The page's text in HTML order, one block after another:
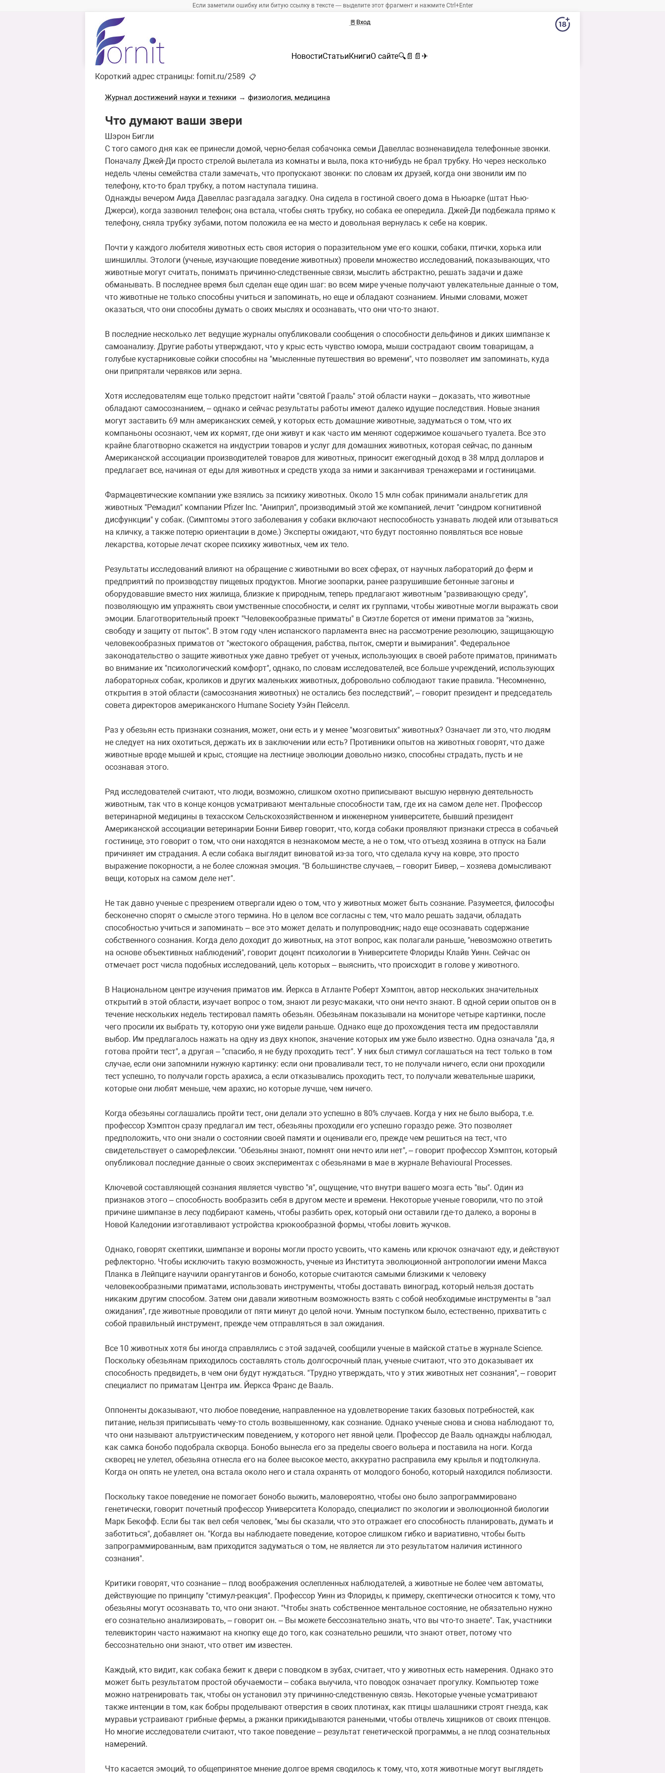
Если заметили ошибку или битую ссылку в тексте — выделите этот фрагмент и нажмите Ctrl+Enter
🚪 Вход
НовостиСтатьиКнигиО сайте🔍 📄 📄 ✈
Короткий адрес страницы: fornit.ru/2589 📋
Журнал достижений науки и техники → физиология, медицина
Что думают ваши звери
Шэрон Бигли
С того самого дня как ее принесли домой, черно-белая собачонка семьи Давеллас возненавидела телефонные звонки.
Поначалу Джей-Ди просто стрелой вылетала из комнаты и выла, пока кто-нибудь не брал трубку. Но через несколько
недель члены семейства стали замечать, что пропускают звонки: по словам их друзей, когда они звонили им по
телефону, кто-то брал трубку, а потом наступала тишина.
Однажды вечером Аида Давеллас разгадала загадку. Она сидела в гостиной своего дома в Ньюарке (штат Нью-
Джерси), когда зазвонил телефон; она встала, чтобы снять трубку, но собака ее опередила. Джей-Ди подбежала прямо к
телефону, сняла трубку зубами, потом положила ее на место и довольная вернулась к себе на коврик.
Почти у каждого любителя животных есть своя история о поразительном уме его кошки, собаки, птички, хорька или
шиншиллы. Этологи (ученые, изучающие поведение животных) провели множество исследований, показывающих, что
животные могут считать, понимать причинно-следственные связи, мыслить абстрактно, решать задачи и даже
обманывать. В последнее время был сделан еще один шаг: во всем мире ученые получают увлекательные данные о том,
что животные не только способны учиться и запоминать, но еще и обладают сознанием. Иными словами, может
оказаться, что они способны думать о своих мыслях и осознавать, что они что-то знают.
В последние несколько лет ведущие журналы опубликовали сообщения о способности дельфинов и диких шимпанзе к
самоанализу. Другие работы утверждают, что у крыс есть чувство юмора, мыши сострадают своим товарищам, а
голубые кустарниковые сойки способны на "мысленные путешествия во времени", что позволяет им запоминать, куда
они припрятали червяков или зерна.
Хотя исследователям еще только предстоит найти "святой Грааль" этой области науки – доказать, что животные
обладают самосознанием, – однако и сейчас результаты работы имеют далеко идущие последствия. Новые знания
могут заставить 69 млн американских семей, у которых есть домашние животные, задуматься о том, что их
компаньоны осознают, чем их кормят, где они живут и как часто им меняют содержимое кошачьего туалета. Все это
крайне благотворно скажется на индустрии товаров и услуг для домашних животных, которая сейчас, по данным
Американской ассоциации производителей товаров для животных, приносит ежегодный доход в 38 млрд долларов и
предлагает все, начиная от еды для животных и средств ухода за ними и заканчивая тренажерами и гостиницами.
Фармацевтические компании уже взялись за психику животных. Около 15 млн собак принимали анальгетик для
животных "Ремадил" компании Pfizer Inc. "Аниприл", производимый этой же компанией, лечит "синдром когнитивной
дисфункции" у собак. (Симптомы этого заболевания у собаки включают неспособность узнавать людей или отзываться
на кличку, а также потерю ориентации в доме.) Эксперты ожидают, что будут постоянно появляться все новые
лекарства, которые лечат скорее психику животных, чем их тело.
Результаты исследований влияют на обращение с животными во всех сферах, от научных лабораторий до ферм и
предприятий по производству пищевых продуктов. Многие зоопарки, ранее разрушившие бетонные загоны и
оборудовавшие вместо них жилища, близкие к природным, теперь предлагают животным "развивающую среду",
позволяющую им упражнять свои умственные способности, и селят их группами, чтобы животные могли выражать свои
эмоции. Благотворительный проект "Человекообразные приматы" в Сиэтле борется от имени приматов за "жизнь,
свободу и защиту от пыток". В этом году член испанского парламента внес на рассмотрение резолюцию, защищающую
человекообразных приматов от "жестокого обращения, рабства, пыток, смерти и вымирания". Федеральное
законодательство о защите животных уже давно требует от ученых, использующих в своей работе приматов, принимать
во внимание их "психологический комфорт", однако, по словам исследователей, все больше учреждений, использующих
лабораторных собак, кроликов и других маленьких животных, добровольно соблюдают такие правила. "Несомненно,
открытия в этой области (самосознания животных) не остались без последствий", – говорит президент и председатель
совета директоров американского Humane Society Уэйн Пейселл.
Раз у обезьян есть признаки сознания, может, они есть и у менее "мозговитых" животных? Означает ли это, что людям
не следует на них охотиться, держать их в заключении или есть? Противники опытов на животных говорят, что даже
животные вроде мышей и крыс, стоящие на лестнице эволюции довольно низко, способны страдать, пусть и не
осознавая этого.
Ряд исследователей считают, что люди, возможно, слишком охотно приписывают высшую нервную деятельность
животным, так что в конце концов усматривают ментальные способности там, где их на самом деле нет. Профессор
ветеринарной медицины в техасском Сельскохозяйственном и инженерном университете, бывший президент
Американской ассоциации ветеринарии Бонни Бивер говорит, что, когда собаки проявляют признаки стресса в собачьей
гостинице, это говорит о том, что они находятся в незнакомом месте, а не о том, что отъезд хозяина в отпуск на Бали
причиняет им страдания. А если собака выглядит виноватой из-за того, что сделала кучу на ковре, это просто
выражение покорности, а не более сложная эмоция. "В большинстве случаев, – говорит Бивер, – хозяева домысливают
вещи, которых на самом деле нет".
Не так давно ученые с презрением отвергали идею о том, что у животных может быть сознание. Разумеется, философы
бесконечно спорят о смысле этого термина. Но в целом все согласны с тем, что мало решать задачи, обладать
способностью учиться и запоминать – все это может делать и полупроводник; надо еще осознавать содержание
собственного сознания. Когда дело доходит до животных, на этот вопрос, как полагали раньше, "невозможно ответить
на основе объективных наблюдений", говорит доцент психологии в Университете Флориды Клайв Уинн. Сейчас он
отмечает рост числа подобных исследований, цель которых – выяснить, что происходит в голове у животного.
В Национальном центре изучения приматов им. Йеркса в Атланте Роберт Хэмптон, автор нескольких значительных
открытий в этой области, изучает вопрос о том, знают ли резус-макаки, что они нечто знают. В одной серии опытов он в
течение нескольких недель тестировал память обезьян. Обезьянам показывали на мониторе четыре картинки, после
чего просили их выбрать ту, которую они уже видели раньше. Однако еще до прохождения теста им предоставляли
выбор. Им предлагалось нажать на одну из двух кнопок, значение которых им уже было известно. Одна означала "да, я
готова пройти тест", а другая – "спасибо, я не буду проходить тест". У них был стимул соглашаться на тест только в том
случае, если они запомнили нужную картинку: если они проваливали тест, то не получали ничего, если они проходили
тест успешно, то получали горсть арахиса, а если отказывались проходить тест, то получали жевательные шарики,
которые они любят меньше, чем арахис, но которые лучше, чем ничего.
Когда обезьяны соглашались пройти тест, они делали это успешно в 80% случаев. Когда у них не было выбора, т.е.
профессор Хэмптон сразу предлагал им тест, обезьяны проходили его успешно гораздо реже. Это позволяет
предположить, что они знали о состоянии своей памяти и оценивали его, прежде чем решиться на тест, что
свидетельствует о саморефлексии. "Обезьяны знают, помнят они нечто или нет", – говорит профессор Хэмптон, который
опубликовал последние данные о своих экспериментах с обезьянами в мае в журнале Behavioural Processes.
Ключевой составляющей сознания является чувство "я", ощущение, что внутри вашего мозга есть "вы". Один из
признаков этого – способность вообразить себя в другом месте и времени. Некоторые ученые говорили, что по этой
причине шимпанзе в лесу подбирают камень, чтобы разбить орех, который они оставили где-то далеко, а вороны в
Новой Каледонии изготавливают устройства крюкообразной формы, чтобы ловить жучков.
Однако, говорят скептики, шимпанзе и вороны могли просто усвоить, что камень или крючок означают еду, и действуют
рефлекторно. Чтобы исключить такую возможность, ученые из Института эволюционной антропологии имени Макса
Планка в Лейпциге научили орангутангов и бонобо, которые считаются самыми близкими к человеку
человекообразными приматами, использовать инструменты, чтобы доставать виноград, который нельзя достать
никаким другим способом. Затем они давали животным возможность взять с собой необходимые инструменты в "зал
ожидания", где животные проводили от пяти минут до целой ночи. Умным поступком было, естественно, прихватить с
собой правильный инструмент, прежде чем отправляться в зал ожидания.
Все 10 животных хотя бы иногда справлялись с этой задачей, сообщили ученые в майской статье в журнале Science.
Поскольку обезьянам приходилось составлять столь долгосрочный план, ученые считают, что это доказывает их
способность предвидеть, в чем они будут нуждаться. "Трудно утверждать, что у этих животных нет сознания", – говорит
специалист по приматам Центра им. Йеркса Франс де Вааль.
Оппоненты доказывают, что любое поведение, направленное на удовлетворение таких базовых потребностей, как
питание, нельзя приписывать чему-то столь возвышенному, как сознание. Однако ученые снова и снова наблюдают то,
что они называют альтруистическим поведением, у которого нет явной цели. Профессор де Вааль однажды наблюдал,
как самка бонобо подобрала скворца. Бонобо вынесла его за пределы своего вольера и поставила на ноги. Когда
скворец не улетел, обезьяна отнесла его на более высокое место, аккуратно расправила ему крылья и подтолкнула.
Когда он опять не улетел, она встала около него и стала охранять от молодого бонобо, который находился поблизости.
Поскольку такое поведение не помогает бонобо выжить, маловероятно, чтобы оно было запрограммировано
генетически, говорит почетный профессор Университета Колорадо, специалист по экологии и эволюционной биологии
Марк Бекофф. Если бы так вел себя человек, "мы бы сказали, что это отражает его способность планировать, думать и
заботиться", добавляет он. "Когда вы наблюдаете поведение, которое слишком гибко и вариативно, чтобы быть
запрограммированным, вам приходится задуматься о том, не является ли это результатом наличия истинного
сознания".
Критики говорят, что сознание – плод воображения ослепленных наблюдателей, а животные не более чем автоматы,
действующие по принципу "стимул-реакция". Профессор Уинн из Флориды, к примеру, скептически относится к тому, что
обезьяны могут осознавать то, что они знают. "Чтобы знать собственное ментальное состояние, не обязательно нужно
его сознательно анализировать, – говорит он. – Вы можете бессознательно знать, что вы что-то знаете". Так, участники
телевикторин часто нажимают на кнопку еще до того, как сознательно решили, что знают ответ, потому что
бессознательно они знают, что ответ им известен.
Каждый, кто видит, как собака бежит к двери с поводком в зубах, считает, что у животных есть намерения. Однако это
может быть результатом простой обучаемости – собака выучила, что поводок означает прогулку. Компьютер тоже
можно натренировать так, чтобы он установил эту причинно-следственную связь. Некоторые ученые усматривают
также интенции в том, как бобры проделывают отверстия в своих плотинах, как птицы шалашники строят гнезда, как
муравьи устраивают грибные фермы, а ржанки прикидываются ранеными, чтобы отвлечь хищников от своих птенцов.
Но многие исследователи считают, что такое поведение – результат генетической программы, а не плод сознательных
намерений.
Что касается эмоций, то общепринятое мнение долгое время сводилось к тому, что, хотя животные могут выглядеть